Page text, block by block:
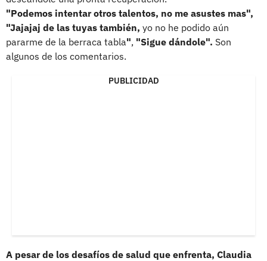
"Podemos intentar otros talentos, no me asustes mas",
"Jajajaj de las tuyas también, yo no he podido aún
pararme de la berraca tabla", "Sigue dándole". Son
algunos de los comentarios.
PUBLICIDAD
A pesar de los desafíos de salud que enfrenta, Claudia